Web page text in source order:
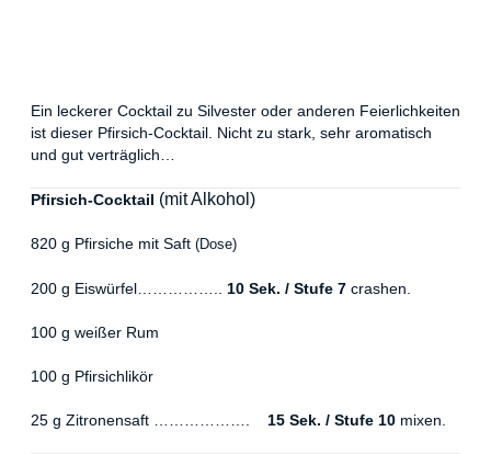
Ein leckerer Cocktail zu Silvester oder anderen Feierlichkeiten
ist dieser Pfirsich-Cocktail. Nicht zu stark, sehr aromatisch
und gut verträglich…
Pfirsich-Cocktail (mit Alkohol)
820 g Pfirsiche mit Saft (Dose)
200 g Eiswürfel…………….. 10 Sek. / Stufe 7 crashen.
100 g weißer Rum
100 g Pfirsichlikör
25 g Zitronensaft ………………. 15 Sek. / Stufe 10mixen.